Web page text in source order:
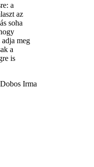
a
az
soha
adja meg
a
is
Irma